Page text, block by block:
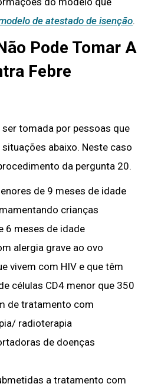
de atestado de isenção.
Pode Tomar A
Febre
ser tomada por pessoas que
abaixo. Neste caso
da pergunta 20.
de 9 meses de idade
crianças
6 meses de idade
alergia grave ao ovo
vivem com HIV e que têm
células CD4 menor que 350
de tratamento com
radioterapia
de doenças
a tratamento com